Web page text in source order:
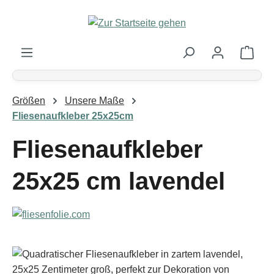
Zum Hauptinhalt springen
Größen
Unsere Maße
Fliesenaufkleber 25x25cm
Fliesenaufkleber
25x25 cm lavendel
Bildergalerie überspringen